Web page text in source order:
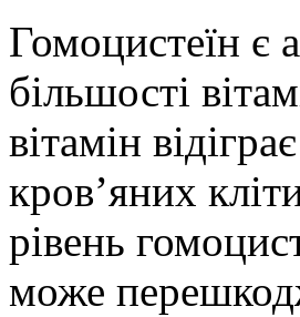
Гомоцистеїн є
більшості
вітамін
кров’яних
рівень
може